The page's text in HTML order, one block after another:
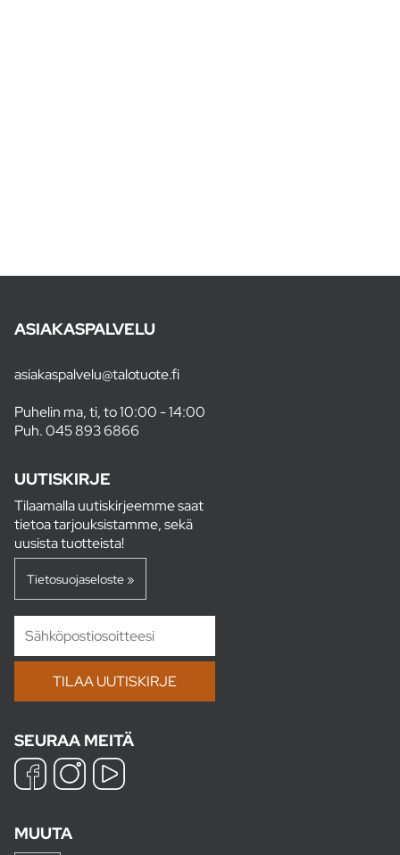
ASIAKASPALVELU
asiakaspalvelu@talotuote.fi
Puhelin ma, ti, to 10:00 - 14:00
Puh.045 893 6866
UUTISKIRJE
Tilaamalla uutiskirjeemme saat
tietoa tarjouksistamme, sekä
uusista tuotteista!
Tietosuojaseloste »
SEURAA MEITÄ
MUUTA